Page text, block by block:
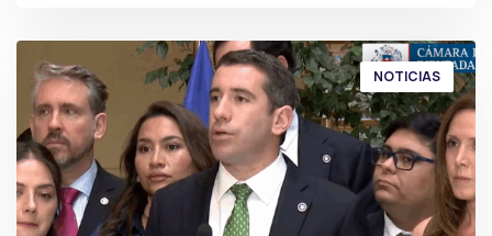
NOTICIAS